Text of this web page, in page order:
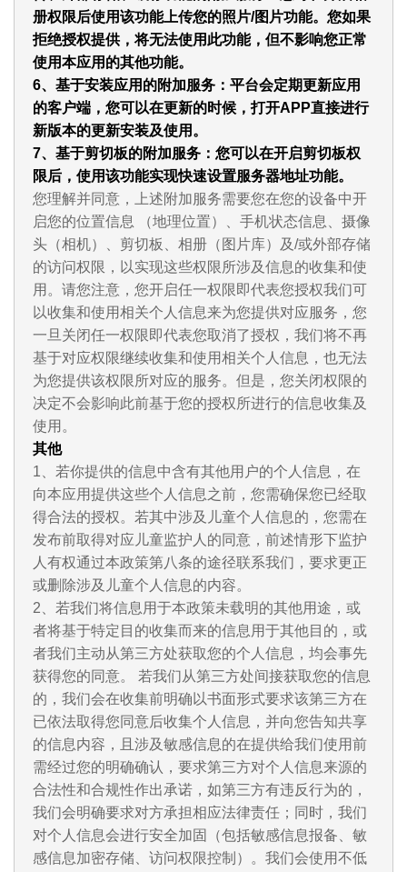
册权限后使用该功能上传您的照片/图片功能。您如果
拒绝授权提供，将无法使用此功能，但不影响您正常
使用本应用的其他功能。
6、基于安装应用的附加服务：平台会定期更新应用
的客户端，您可以在更新的时候，打开APP直接进行
新版本的更新安装及使用。
7、基于剪切板的附加服务：您可以在开启剪切板权
限后，使用该功能实现快速设置服务器地址功能。
您理解并同意，上述附加服务需要您在您的设备中开
启您的位置信息 （地理位置）、手机状态信息、摄像
头（相机）、剪切板、相册（图片库）及/或外部存储
的访问权限，以实现这些权限所涉及信息的收集和使
用。请您注意，您开启任一权限即代表您授权我们可
以收集和使用相关个人信息来为您提供对应服务，您
一旦关闭任一权限即代表您取消了授权，我们将不再
基于对应权限继续收集和使用相关个人信息，也无法
为您提供该权限所对应的服务。但是，您关闭权限的
决定不会影响此前基于您的授权所进行的信息收集及
使用。
其他
1、若你提供的信息中含有其他用户的个人信息，在
向本应用提供这些个人信息之前，您需确保您已经取
得合法的授权。若其中涉及儿童个人信息的，您需在
发布前取得对应儿童监护人的同意，前述情形下监护
人有权通过本政策第八条的途径联系我们，要求更正
或删除涉及儿童个人信息的内容。
2、若我们将信息用于本政策未载明的其他用途，或
者将基于特定目的收集而来的信息用于其他目的，或
者我们主动从第三方处获取您的个人信息，均会事先
获得您的同意。 若我们从第三方处间接获取您的信息
的，我们会在收集前明确以书面形式要求该第三方在
已依法取得您同意后收集个人信息，并向您告知共享
的信息内容，且涉及敏感信息的在提供给我们使用前
需经过您的明确确认，要求第三方对个人信息来源的
合法性和合规性作出承诺，如第三方有违反行为的，
我们会明确要求对方承担相应法律责任；同时，我们
对个人信息会进行安全加固（包括敏感信息报备、敏
感信息加密存储、访问权限控制）。我们会使用不低